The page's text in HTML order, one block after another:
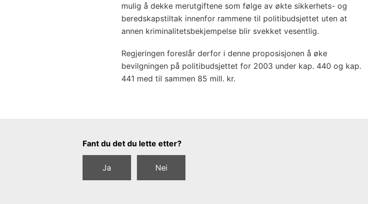
mulig å dekke merutgiftene som følge av økte sikkerhets- og
beredskapstiltak innenfor rammene til politibudsjettet uten at
annen kriminalitetsbekjempelse blir svekket vesentlig.
Regjeringen foreslår derfor i denne proposisjonen å øke
bevilgningen på politibudsjettet for 2003 under kap. 440 og kap.
441 med til sammen 85 mill. kr.
Tilbakemeldingsskjema
Fant du det du lette etter?
Ja Nei